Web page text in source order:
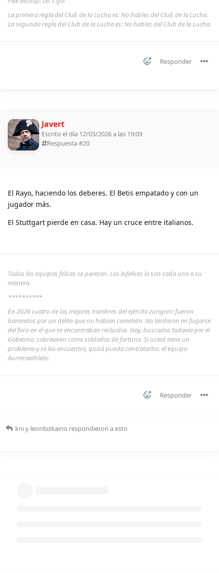
La primera regla del Club de la Lucha es: No hables del Club de la Lucha.
La segunda regla del Club de la Lucha es: No hables del Club de la Lucha.
Responder
Javert
Escrito el día 12/03/2026 a las 19:09
Respuesta #20
El Rayo, haciendo los deberes. El Betis empatado y con un
jugador más.
El Stuttgart pierde en casa. Hay un cruce entre italianos.
Todos los equipos felices se parecen. Los infelices lo son cada uno a su
manera.
**********
En 2026 cuatro de los mejores hombres del ejército zurigorri fueron
baneados por un delito que no habían cometido. No tardaron en fugarse
del foro en el que se encontraban recluidos. Hoy, buscados todavía por el
Gobierno, sobreviven como soldados de fortuna. Si usted tiene un
problema y se los encuentra, quizá pueda contratarlos: el equipo
Aurreraathletic.
Responder
kniy leonbizkaino respondieron a esto